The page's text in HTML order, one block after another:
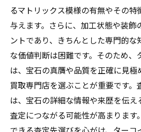
るマトリックス模様の有無やその特
与えます。さらに、加工状態や装飾
ントであり、きちんとした専門的
な価値判断は困難です。そのため、
は、宝石の真贋や品質を正確に見極
買取専門店を選ぶことが重要です。
は、宝石の詳細な情報や来歴を伝
査定につながる可能性が高まります